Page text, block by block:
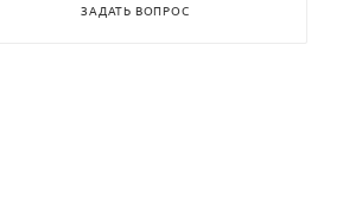
ЗАДАТЬ ВОПРОС